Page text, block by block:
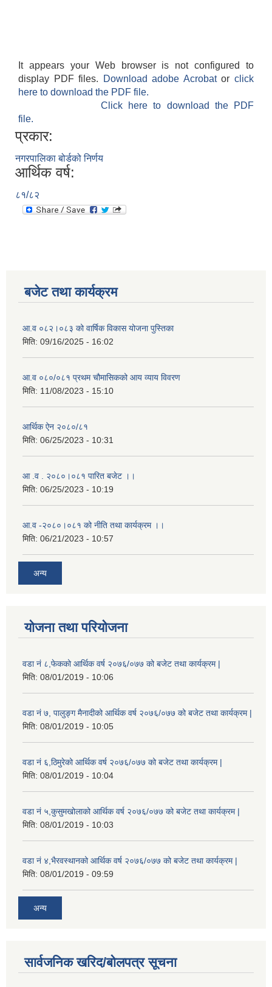
It appears your Web browser is not configured to
display PDF files.
Download adobe Acrobatorclick
here to download the PDF file.
Click here to download the PDF
file.
प्रकार:
नगरपालिका बोर्डको निर्णय
आर्थिक वर्ष:
८१/८२
बजेट तथा कार्यक्रम
आ.व ०८२।०८३ को वार्षिक विकास योजना पुस्तिका
मिति: 09/16/2025 - 16:02
आ.व ०८०/०८१ प्रथम चौमासिकको आय व्याय विवरण
मिति: 11/08/2023 - 15:10
आर्थिक ऐन २०८०/८१
मिति: 06/25/2023 - 10:31
आ .व . २०८०।०८१ पारित बजेट ।।
मिति: 06/25/2023 - 10:19
आ.व -२०८०।०८१ को नीति तथा कार्यक्रम ।।
मिति: 06/21/2023 - 10:57
अन्य
योजना तथा परियोजना
वडा नं ८,फेकको आर्थिक वर्ष २०७६/०७७ को बजेट तथा कार्यक्रम |
मिति: 08/01/2019 - 10:06
वडा नं ७, पालुङ्ग मैनादीको आर्थिक वर्ष २०७६/०७७ को बजेट तथा कार्यक्रम |
मिति: 08/01/2019 - 10:05
वडा नं ६,ठिमुरेको आर्थिक वर्ष २०७६/०७७ को बजेट तथा कार्यक्रम |
मिति: 08/01/2019 - 10:04
वडा नं ५,कुसुमखोलाको आर्थिक वर्ष २०७६/०७७ को बजेट तथा कार्यक्रम |
मिति: 08/01/2019 - 10:03
वडा नं ४,भैरवस्थानको आर्थिक वर्ष २०७६/०७७ को बजेट तथा कार्यक्रम |
मिति: 08/01/2019 - 09:59
अन्य
सार्वजनिक खरिद/बोलपत्र सूचना